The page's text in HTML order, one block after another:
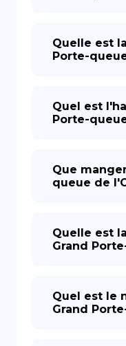
Quelle est
Porte-
Quel est
Porte-
Que
queue de
Quelle est
Grand
Quel est le
Grand